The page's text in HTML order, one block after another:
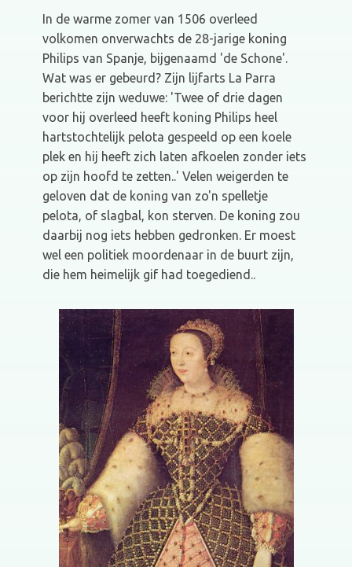
In de warme zomer van 1506 overleed
volkomen onverwachts de 28-jarige koning
Philips van Spanje, bijgenaamd 'de Schone'.
Wat was er gebeurd? Zijn lijfarts La Parra
berichtte zijn weduwe: 'Twee of drie dagen
voor hij overleed heeft koning Philips heel
hartstochtelijk pelota gespeeld op een koele
plek en hij heeft zich laten afkoelen zonder iets
op zijn hoofd te zetten..' Velen weigerden te
geloven dat de koning van zo'n spelletje
pelota, of slagbal, kon sterven. De koning zou
daarbij nog iets hebben gedronken. Er moest
wel een politiek moordenaar in de buurt zijn,
die hem heimelijk gif had toegediend..